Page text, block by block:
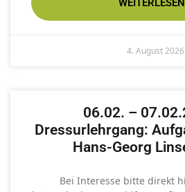
4. August 2026
06.02. –
Dressurlehrgang:
Hans-Georg
Bei Interesse bitte direkt